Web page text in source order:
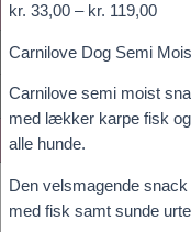
kr. 33,00 – kr. 119,00
til
kr.
Carnilove Dog Semi
Carnilove semi moist
med lækker karpe fisk
alle hunde.
Den velsmagende
med fisk samt sunde